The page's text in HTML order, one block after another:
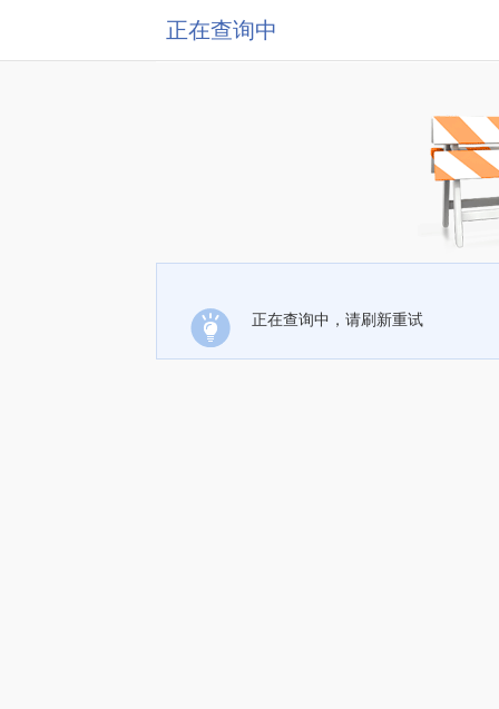
正在查询中
正在查询中，请刷新重试